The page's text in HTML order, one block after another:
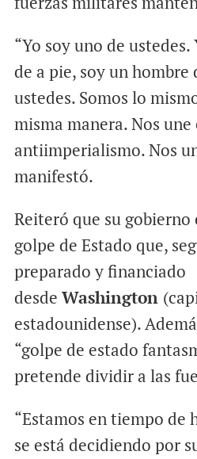
“Yo soy uno de
de a pie, soy un hombre
ustedes. Somos lo
misma manera. Nos
antiimperialismo. Nos
manifestó.
Reiteró que su
golpe de Estado que,
preparado y financiado
desde Washington
estadounidense).
“golpe de estado
pretende dividir a las
“Estamos en tiempo de
se está decidiendo por